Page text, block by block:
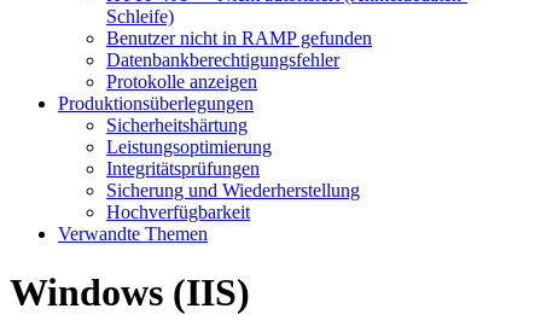
Schleife)
Benutzer nicht in RAMP gefunden
Datenbankberechtigungsfehler
Protokolle anzeigen
Produktionsüberlegungen
Sicherheitshärtung
Leistungsoptimierung
Integritätsprüfungen
Sicherung und Wiederherstellung
Hochverfügbarkeit
Verwandte Themen
Windows (IIS)